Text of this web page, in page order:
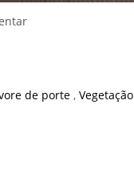
de porte ,Vegetação